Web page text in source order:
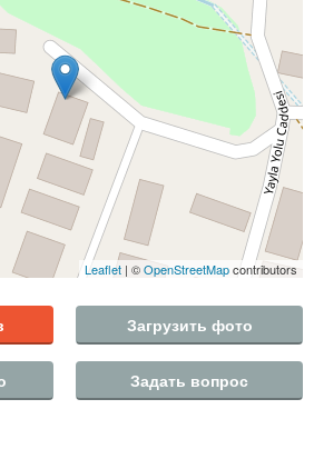
Leaflet | ©OpenStreetMapcontributors
Загрузить фото
Задать вопрос